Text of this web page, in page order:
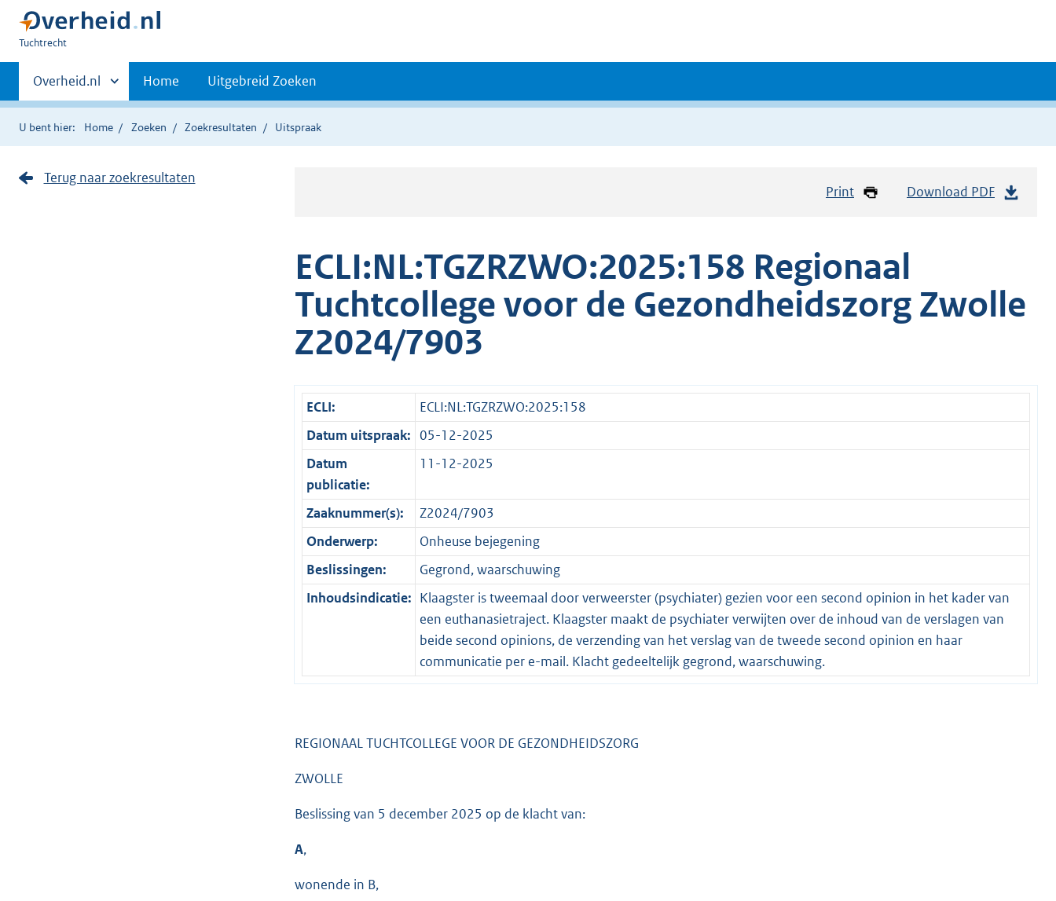
U
hier:
Tuchtrecht
Primaire
navigatie
Andere
sites
binnen
Overheid.nl Home Uitgebreid Zoeken
U bent hier: Home Zoeken Zoekresultaten Uitspraak
Print Download PDF
ECLI:NL:TGZRZWO:2025:158 Regionaal
Tuchtcollege voor de Gezondheidszorg Zwolle
Z2024/7903
ECLI:
ECLI:NL:TGZRZWO:2025:158
Datum uitspraak: 05-12-2025
Datum
publicatie:
11-12-2025
Zaaknummer(s):
Z2024/7903
Onderwerp:
Onheuse bejegening
Beslissingen:
Gegrond, waarschuwing
Inhoudsindicatie: Klaagster is tweemaal door verweerster (psychiater) gezien voor een second opinion in het kader van
een euthanasietraject. Klaagster maakt de psychiater verwijten over de inhoud van de verslagen van
beide second opinions, de verzending van het verslag van de tweede second opinion en haar
communicatie per e-mail. Klacht gedeeltelijk gegrond, waarschuwing.
REGIONAAL TUCHTCOLLEGE VOOR DE GEZONDHEIDSZORG
ZWOLLE
Beslissing van 5 december 2025 op de klacht van:
A,
wonende in B,
Terug naar zoekresultaten